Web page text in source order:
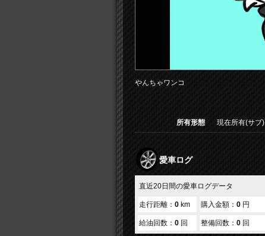
やんちゃワンコ
所有形態 現在所有(サブ)
愛車ログ
直近20日間の愛車ログデータ
走行距離： 0 km 購入金額： 0 円
給油回数： 0 回 整備回数： 0 回